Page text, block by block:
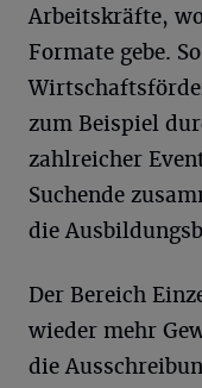
Arbeitskräfte,
Formate gebe.
zum Beispiel
zahlreicher
Suchende
die
Der Bereich
wieder mehr
die